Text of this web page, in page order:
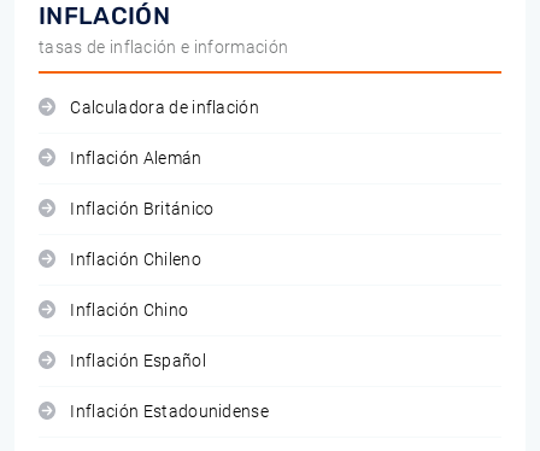
INFLACIÓN
tasas de inflación e información
Calculadora de inflación
Inflación Alemán
Inflación Británico
Inflación Chileno
Inflación Chino
Inflación Español
Inflación Estadounidense